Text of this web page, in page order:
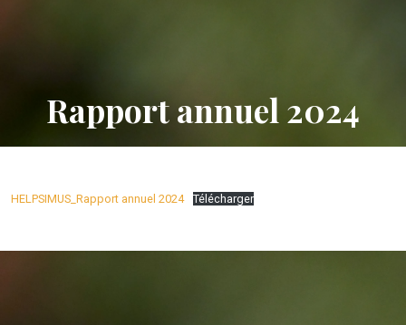
Rapport annuel 2024
HELPSIMUS_Rapport annuel 2024 Télécharger